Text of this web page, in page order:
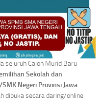
seluruh Calon Murid Baru
Sekolah dan
Negeri Provinsi Jawa
dibuka secara daring/online